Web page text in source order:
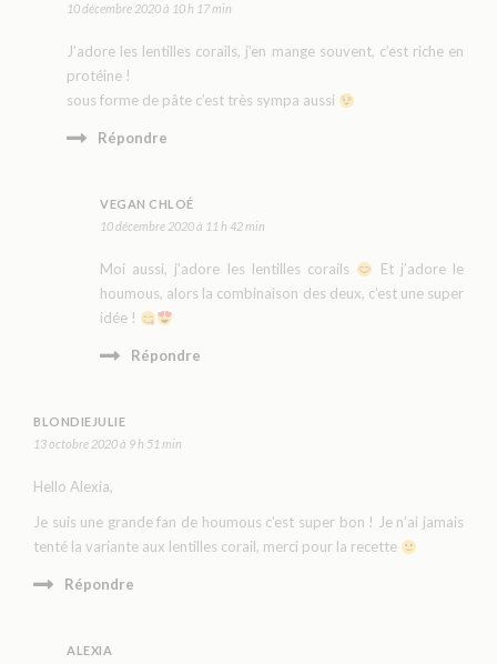
10 décembre 2020 à 10 h 17 min
J’adore les lentilles corails, j’en mange souvent, c’est riche en
protéine !
sous forme de pâte c’est très sympa aussi
Répondre
VEGAN CHLOÉ
10 décembre 2020 à 11 h 42 min
Moi aussi, j’adore les lentilles corails
Et j’adore le
houmous, alors la combinaison des deux, c’est une super
idée !
Répondre
BLONDIEJULIE
13 octobre 2020 à 9 h 51 min
Hello Alexia,
Je suis une grande fan de houmous c’est super bon ! Je n’ai jamais
tenté la variante aux lentilles corail, merci pour la recette
Répondre
ALEXIA